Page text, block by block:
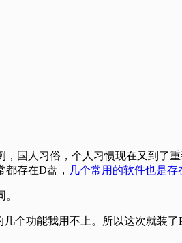
国人习俗，个人习惯现在又到了
存在D盘， 几个常用的软件也是存
几个功能我用不上。所以这次就装了